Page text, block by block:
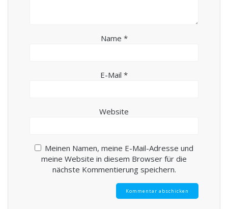
Name *
E-Mail *
Website
Meinen Namen, meine E-Mail-Adresse und
meine Website in diesem Browser für die
nächste Kommentierung speichern.